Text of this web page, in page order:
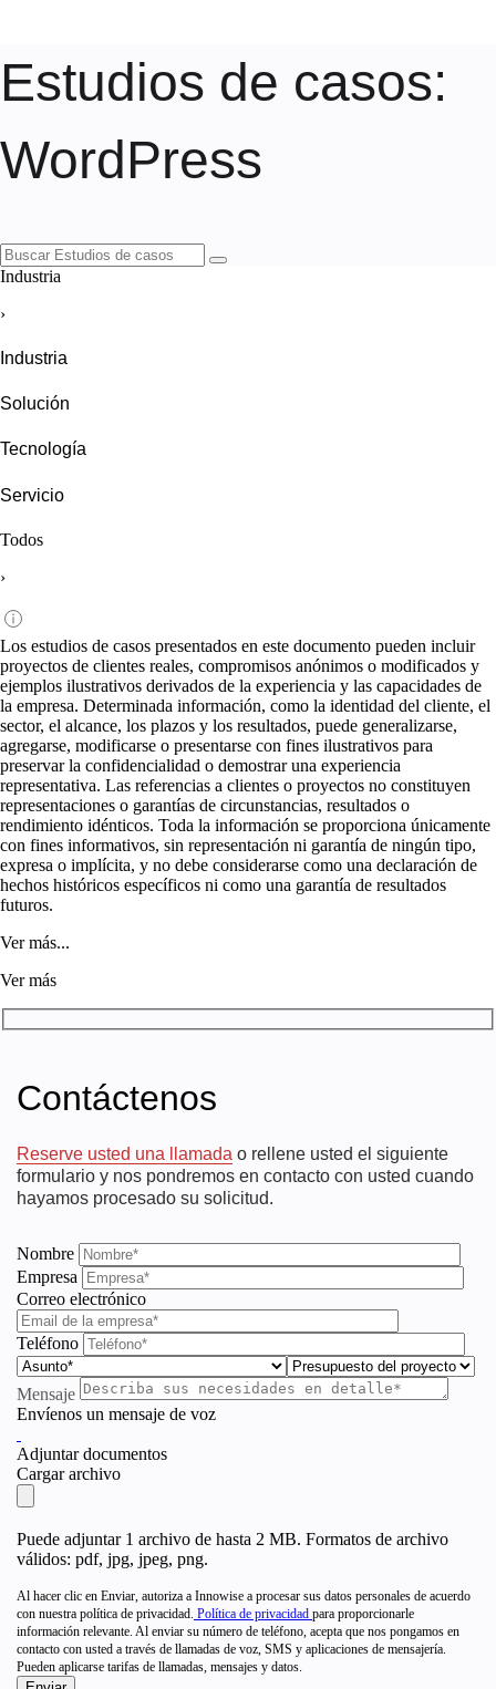
Estudios de casos:
WordPress
Industria
›
Industria
Solución
Tecnología
Servicio
Todos
›
Los estudios de casos presentados en este documento pueden incluir
proyectos de clientes reales, compromisos anónimos o modificados y
ejemplos ilustrativos derivados de la experiencia y las capacidades de
la empresa. Determinada información, como la identidad del cliente, el
sector, el alcance, los plazos y los resultados, puede generalizarse,
agregarse, modificarse o presentarse con fines ilustrativos para
preservar la confidencialidad o demostrar una experiencia
representativa. Las referencias a clientes o proyectos no constituyen
representaciones o garantías de circunstancias, resultados o
rendimiento idénticos. Toda la información se proporciona únicamente
con fines informativos, sin representación ni garantía de ningún tipo,
expresa o implícita, y no debe considerarse como una declaración de
hechos históricos específicos ni como una garantía de resultados
futuros.
Ver más...
Ver más
Contáctenos
Reserve usted una llamada o rellene usted el siguiente
formulario y nos pondremos en contacto con usted cuando
hayamos procesado su solicitud.
Nombre
Empresa
Correo electrónico
Teléfono
Mensaje
Envíenos un mensaje de voz
Adjuntar documentos
Cargar archivo
Puede adjuntar 1 archivo de hasta 2 MB. Formatos de archivo
válidos: pdf, jpg, jpeg, png.
Al hacer clic en Enviar, autoriza a Innowise a procesar sus datos personales de acuerdo
con nuestra política de privacidad. Política de privacidad para proporcionarle
información relevante. Al enviar su número de teléfono, acepta que nos pongamos en
contacto con usted a través de llamadas de voz, SMS y aplicaciones de mensajería.
Pueden aplicarse tarifas de llamadas, mensajes y datos.